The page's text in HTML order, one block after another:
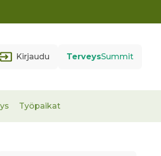
Kirjaudu TerveysSummit
Työpaikat